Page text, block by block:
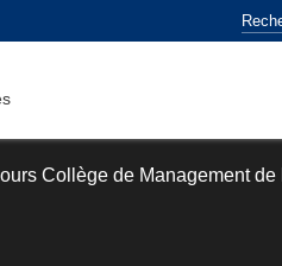
Collège de Management